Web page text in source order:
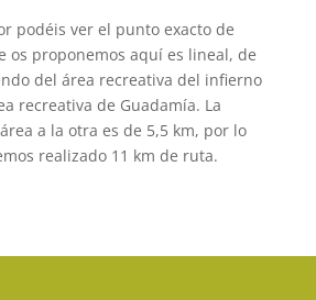
podéis ver el punto exacto de
os proponemos aquí es lineal, de
del área recreativa del infierno
recreativa de Guadamía. La
a la otra es de 5,5 km, por lo
realizado 11 km de ruta.